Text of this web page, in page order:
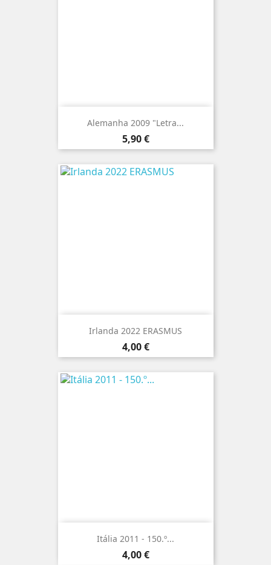
Alemanha 2009 "Letra...
Preço
5,90 €
Irlanda 2022 ERASMUS
Preço
4,00 €
Itália 2011 - 150.º...
Preço
4,00 €